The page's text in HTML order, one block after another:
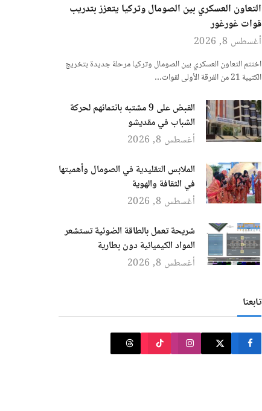
التعاون العسكري بين الصومال وتركيا يتعزز بتدريب
قوات غورغور
أغسطس 8, 2026
اختتم التعاون العسكري بين الصومال وتركيا مرحلة جديدة بتخريج
الكتيبة 21 من الفرقة الأولى لقوات…
القبض على 9 مشتبه بانتمائهم لحركة
الشباب في مقديشو
أغسطس 8, 2026
الملابس التقليدية في الصومال وأهميتها
في الثقافة والهوية
أغسطس 8, 2026
شريحة تعمل بالطاقة الضوئية تستشعر
المواد الكيميائية دون بطارية
أغسطس 8, 2026
تابعنا